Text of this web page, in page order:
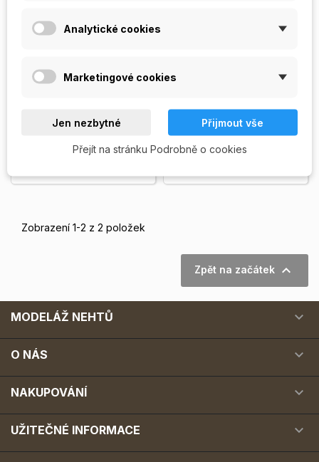
Dry
gelových i akrylových nehtů.

NENÍ
nadlak, vysoký lesk. Pro

PŘIDAT DO
KOŠÍKU
Zobrazení 1-2 z 2 položek
Zpět na začátek 
MODELÁŽ NEHTŮ 
O NÁS 
NAKUPOVÁNÍ 
UŽITEČNÉ INFORMACE 
Analytické cookies
Marketingové cookies
Jen nezbytné Přijmout vše
Přejít na stránku Podrobně o cookies